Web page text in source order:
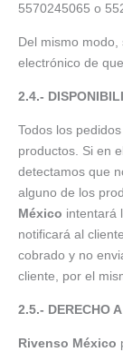
5570245065 o
Del mismo
electrónico de
2.4.-
Todos los
productos. Si en
detectamos que
alguno de los
México intentará
notificará al
cobrado y no
cliente, por el
2.5.- DERECHO
Rivenso México